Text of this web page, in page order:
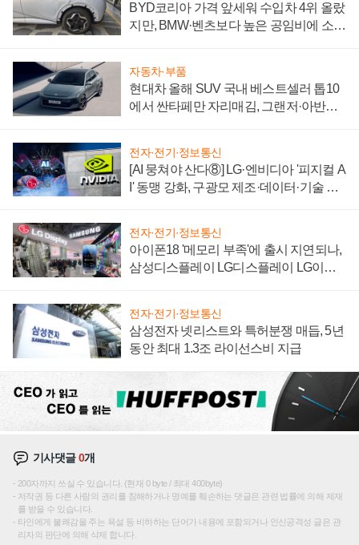
BYD코리아 가격 앞세워 수입차 4위 올랐
지만, BMW·벤츠보다 높은 공임비에 소비
자동차·부품
현대차 올해 SUV 국내 베스트셀러 톱10
에서 싼타페만 자리매김, 그랜저·아반떼
전자·전기·정보통신
[AI 뭉쳐야 산다⑧] LG·엔비디아 '피지컬 A
I' 동맹 강화, 구광모 제조·데이터·기술 결
전자·전기·정보통신
아이폰18 '메모리 부족'에 출시 지연되나,
삼성디스플레이 LG디스플레이 LG이노
전자·전기·정보통신
삼성전자 넷리스트와 특허분쟁 매듭, 5년
동안 최대 1.3조 라이선스비 지급
기사댓글0개
200자까지 쓰실 수 있습니다. (현재 0 byte / 최대 400byte)
저작권 등 다른 사람의 권리를 침해하거나 명예를 훼손하는 댓글은 관련 법률에 의해 제재
를 받을 수 있습니다.
타인에게 불쾌감을 주는 욕설 등 비하하는 단어가 내용에 포함되거나 인신공격성 글은 관
리자의 판단에 의해 삭제 합니다.